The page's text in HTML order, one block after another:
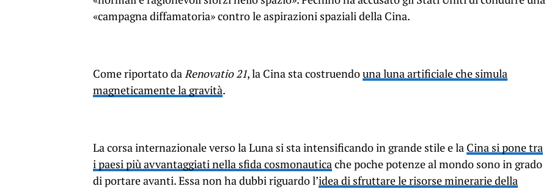
«campagna diffamatoria» contro le aspirazioni spaziali della Cina.
Come riportato daRenovatio 21, la Cina sta costruendouna luna artificiale che simula
magneticamente la gravità.
La corsa internazionale verso la Luna si sta intensificando in grande stile e la Cina si pone tra
i paesi più avvantaggiati nella sfida cosmonauticache poche potenze al mondo sono in grado
di portare avanti. Essa non ha dubbi riguardo l’idea di sfruttare le risorse minerarie della